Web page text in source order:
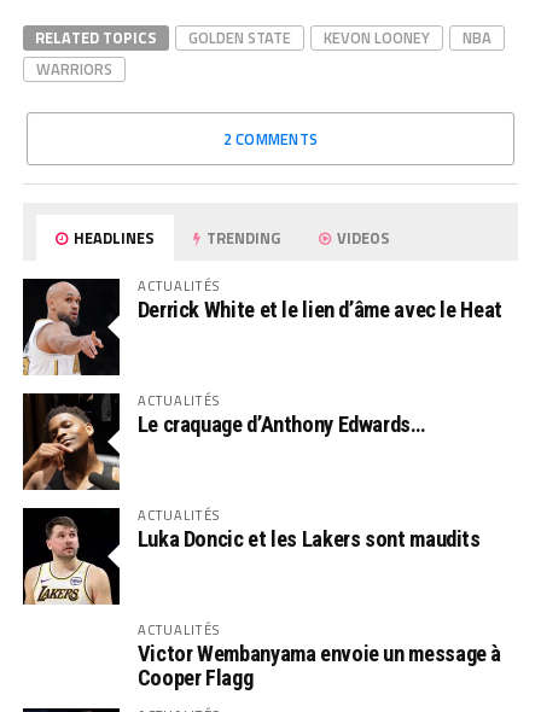
RELATED TOPICS GOLDEN STATE KEVON LOONEY
NBA
WARRIORS
2 COMMENTS
HEADLINES TRENDING VIDEOS
ACTUALITÉS
Derrick White et le lien d’âme avec le Heat
ACTUALITÉS
Le craquage d’Anthony Edwards…
ACTUALITÉS
Luka Doncic et les Lakers sont maudits
ACTUALITÉS
Victor Wembanyama envoie un message à
Cooper Flagg